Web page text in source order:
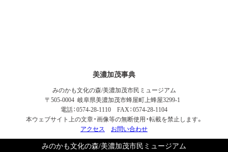
美濃加茂事典
みのかも文化の森/美濃加茂市民ミュージアム
〒505-0004 岐阜県美濃加茂市蜂屋町上蜂屋3299-1
電話：0574-28-1110 FAX：0574-28-1104
本ウェブサイト上の文章・画像等の無断使用・転載を禁止します。
アクセス
お問い合わせ
みのかも文化の森/美濃加茂市民ミュージアム